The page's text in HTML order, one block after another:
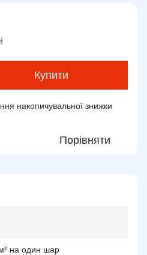
Купити
накопичувальної знижки
Порівняти
на один шар